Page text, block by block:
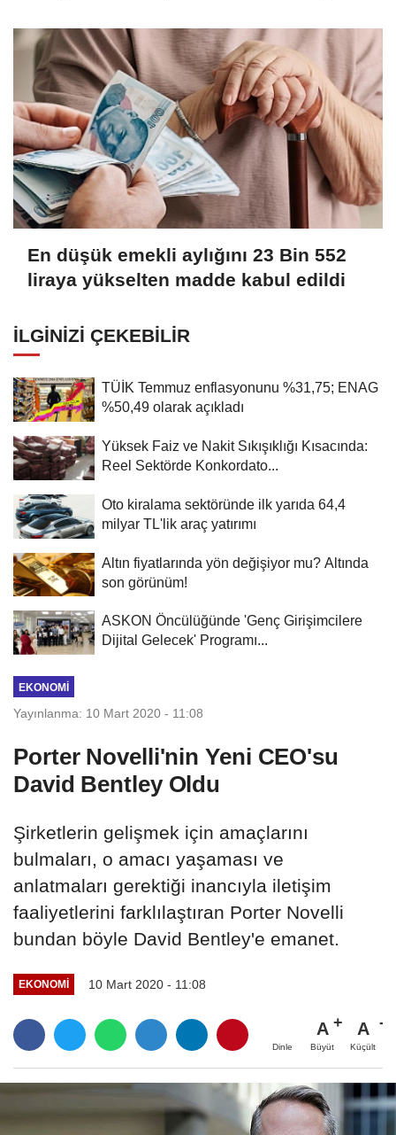
En düşük emekli aylığını 23 Bin 552
liraya yükselten madde kabul edildi
İLGINIZI ÇEKEBILIR
TÜİK Temmuz enflasyonunu %31,75; ENAG
%50,49 olarak açıkladı
Yüksek Faiz ve Nakit Sıkışıklığı Kısacında:
Reel Sektörde Konkordato...
Oto kiralama sektöründe ilk yarıda 64,4
milyar TL'lik araç yatırımı
Altın fiyatlarında yön değişiyor mu? Altında
son görünüm!
ASKON Öncülüğünde 'Genç Girişimcilere
Dijital Gelecek' Programı...
EKONOMI
Yayınlanma: 10 Mart 2020 - 11:08
Porter Novelli'nin Yeni CEO'su
David Bentley Oldu
Şirketlerin gelişmek için amaçlarını
bulmaları, o amacı yaşaması ve
anlatmaları gerektiği inancıyla iletişim
faaliyetlerini farklılaştıran Porter Novelli
bundan böyle David Bentley'e emanet.
EKONOMI 10 Mart 2020 - 11:08
Dinle
A
Büyüt
A
Küçült